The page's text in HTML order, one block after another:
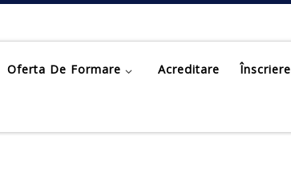
Oferta De Formare Acreditare Înscriere